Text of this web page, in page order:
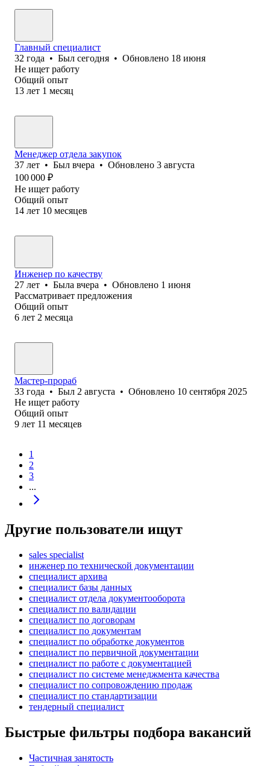
Главный специалист
32 года • Был сегодня • Обновлено 18 июня
Не ищет работу
Общий опыт
13 лет 1 месяц
Менеджер отдела закупок
37 лет • Был вчера • Обновлено 3 августа
100 000 ₽
Не ищет работу
Общий опыт
14 лет 10 месяцев
Инженер по качеству
27 лет • Была вчера • Обновлено 1 июня
Рассматривает предложения
Общий опыт
6 лет 2 месяца
Мастер-прораб
33 года • Был 2 августа • Обновлено 10 сентября 2025
Не ищет работу
Общий опыт
9 лет 11 месяцев
1
2
3
...
Другие пользователи ищут
sales specialist
инженер по технической документации
специалист архива
специалист базы данных
специалист отдела документооборота
специалист по валидации
специалист по договорам
специалист по документам
специалист по обработке документов
специалист по первичной документации
специалист по работе с документацией
специалист по системе менеджмента качества
специалист по сопровождению продаж
специалист по стандартизации
тендерный специалист
Быстрые фильтры подбора вакансий
Частичная занятость